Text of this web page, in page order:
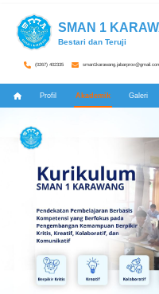
SMAN 1
Bestari dan Teruji
(0267) 402335
Profil Akademik Galeri